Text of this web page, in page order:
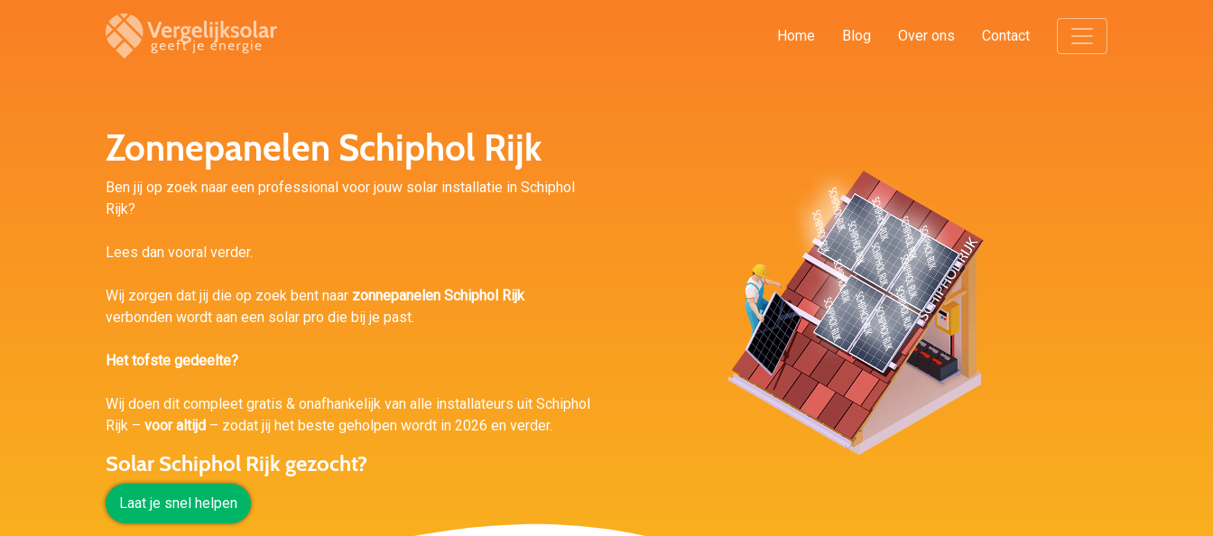
Home Blog Over ons Contact
Zonnepanelen Schiphol Rijk
Ben jij op zoek naar een professional voor jouw solar installatie in Schiphol
Rijk?
Lees dan vooral verder.
Wij zorgen dat jij die op zoek bent naar zonnepanelen Schiphol Rijk
verbonden wordt aan een solar pro die bij je past.
Het tofste gedeelte?
Wij doen dit compleet gratis & onafhankelijk van alle installateurs uit Schiphol
Rijk – voor altijd – zodat jij het beste geholpen wordt in 2026 en verder.
Solar Schiphol Rijk gezocht?
Laat je snel helpen